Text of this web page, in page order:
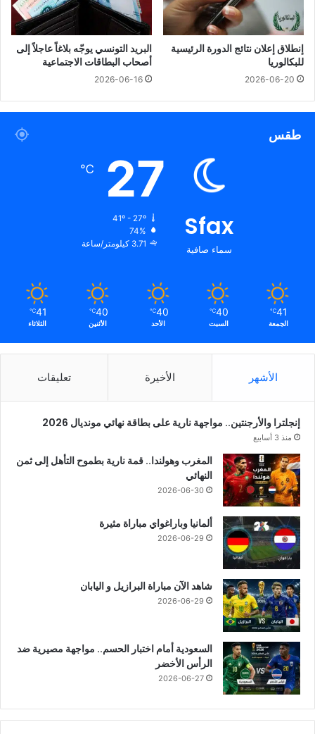
إنطلاق إعلان نتائج الدورة الرئيسية
للبكالوريا
2026-06-20
البريد التونسي يوجّه بلاغاً عاجلاً إلى
أصحاب البطاقات الاجتماعية
2026-06-16
طقس
Sfax
سماء صافية
27
℃
41º - 27º
74%
3.71 كيلومتر/ساعة
41
℃
الجمعة
40
℃
السبت
40
℃
الأحد
40
℃
الأثنين
41
℃
الثلاثاء
الأشهر الأخيرة تعليقات
إنجلترا والأرجنتين.. مواجهة نارية على بطاقة نهائي مونديال 2026
منذ 3 أسابيع
المغرب وهولندا.. قمة نارية بطموح التأهل إلى ثمن
النهائي
2026-06-30
ألمانيا وباراغواي مباراة مثيرة
2026-06-29
شاهد الآن مباراة البرازيل و اليابان
2026-06-29
السعودية أمام اختبار الحسم.. مواجهة مصيرية ضد
الرأس الأخضر
2026-06-27